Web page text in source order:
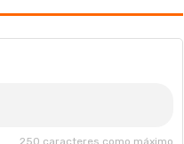
250 caracteres como máximo